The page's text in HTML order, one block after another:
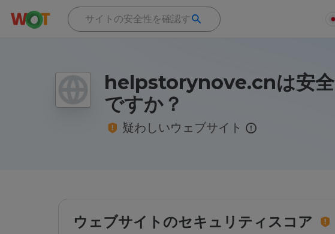
helpstorynove.cnは安全
ですか？
疑わしいウェブサイト
ウェブサイトのセキュリティスコア